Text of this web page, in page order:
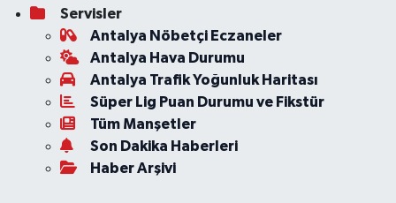
Servisler
Antalya Nöbetçi Eczaneler
Antalya Hava Durumu
Antalya Trafik Yoğunluk Haritası
Süper Lig Puan Durumu ve Fikstür
Tüm Manşetler
Son Dakika Haberleri
Haber Arşivi